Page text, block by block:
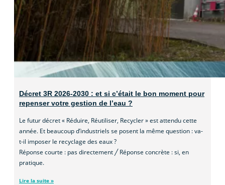
Décret 3R 2026-2030 : et si c’était le bon moment pour
repenser votre gestion de l’eau ?
Le futur décret « Réduire, Réutiliser, Recycler » est attendu cette
année. Et beaucoup d’industriels se posent la même question : va-
t-il imposer le recyclage des eaux ?
Réponse courte : pas directement ╱ Réponse concrète : si, en
pratique.
Lire la suite »